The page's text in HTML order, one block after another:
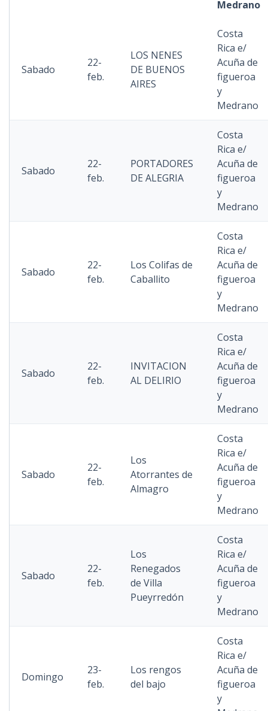
Medrano
Sabado
22-
feb.
LOS NENES
DE BUENOS
AIRES
Costa
Rica e/
Acuña de
figueroa
y
Medrano
Sabado
22-
feb.
PORTADORES
DE ALEGRIA
Costa
Rica e/
Acuña de
figueroa
y
Medrano
Sabado
22-
feb.
Los Colifas de
Caballito
Costa
Rica e/
Acuña de
figueroa
y
Medrano
Sabado
22-
feb.
INVITACION
AL DELIRIO
Costa
Rica e/
Acuña de
figueroa
y
Medrano
Sabado
22-
feb.
Los
Atorrantes de
Almagro
Costa
Rica e/
Acuña de
figueroa
y
Medrano
Sabado
22-
feb.
Los
Renegados
de Villa
Pueyrredón
Costa
Rica e/
Acuña de
figueroa
y
Medrano
Domingo
23-
feb.
Los rengos
del bajo
Costa
Rica e/
Acuña de
figueroa
y